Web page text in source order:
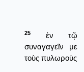
25
ἐν τῷ
συναγαγεῖν με
τοὺς πυλωροὺς